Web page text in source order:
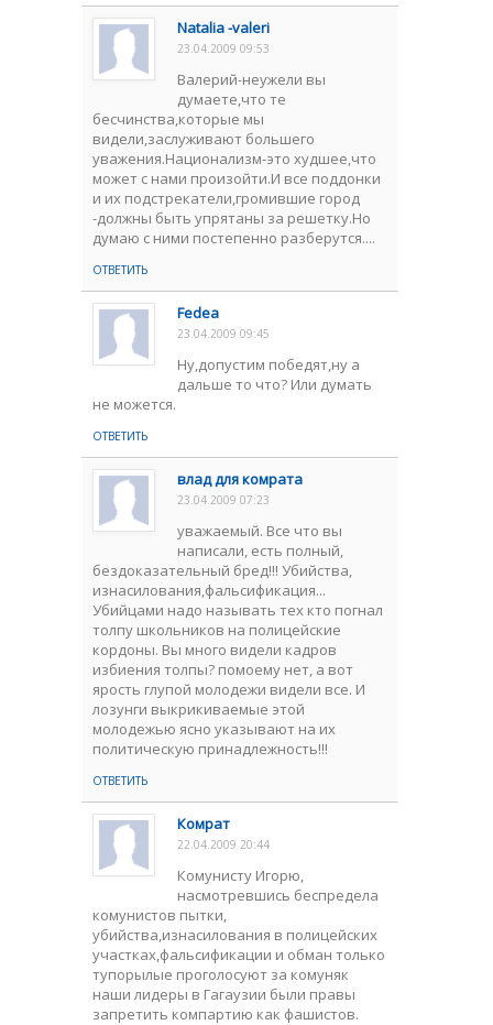
Natalia -valeri
23.04.2009 09:53
Валерий-неужели вы
думаете,что те
бесчинства,которые мы
видели,заслуживают большего
уважения.Национализм-это худшее,что
может с нами произойти.И все поддонки
и их подстрекатели,громившие город
-должны быть упрятаны за решетку.Но
думаю с ними постепенно разберутся....
ОТВЕТИТЬ
Fedea
23.04.2009 09:45
Ну,допустим победят,ну а
дальше то что? Или думать
не можется.
ОТВЕТИТЬ
влад для комрата
23.04.2009 07:23
уважаемый. Все что вы
написали, есть полный,
бездоказательный бред!!! Убийства,
изнасилования,фальсификация...
Убийцами надо называть тех кто погнал
толпу школьников на полицейские
кордоны. Вы много видели кадров
избиения толпы? помоему нет, а вот
ярость глупой молодежи видели все. И
лозунги выкрикиваемые этой
молодежью ясно указывают на их
политическую принадлежность!!!
ОТВЕТИТЬ
Комрат
22.04.2009 20:44
Комунисту Игорю,
насмотревшись беспредела
комунистов пытки,
убийства,изнасилования в полицейских
участках,фальсификации и обман только
тупорылые проголосуют за комуняк
наши лидеры в Гагаузии были правы
запретить компартию как фашистов.